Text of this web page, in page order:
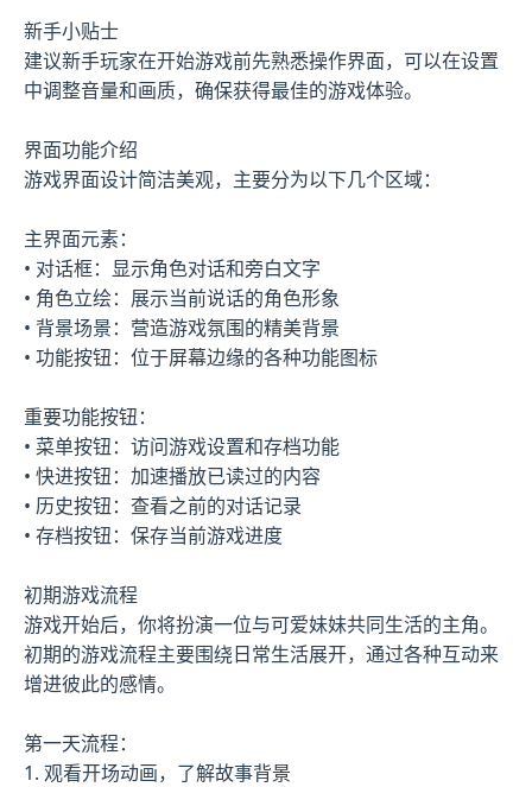
新手小贴士
建议新手玩家在开始游戏前先熟悉操作界面，可以在设置
中调整音量和画质，确保获得最佳的游戏体验。
界面功能介绍
游戏界面设计简洁美观，主要分为以下几个区域：
主界面元素：
• 对话框：显示角色对话和旁白文字
• 角色立绘：展示当前说话的角色形象
• 背景场景：营造游戏氛围的精美背景
• 功能按钮：位于屏幕边缘的各种功能图标
重要功能按钮：
• 菜单按钮：访问游戏设置和存档功能
• 快进按钮：加速播放已读过的内容
• 历史按钮：查看之前的对话记录
• 存档按钮：保存当前游戏进度
初期游戏流程
游戏开始后，你将扮演一位与可爱妹妹共同生活的主角。
初期的游戏流程主要围绕日常生活展开，通过各种互动来
增进彼此的感情。
第一天流程：
1. 观看开场动画，了解故事背景